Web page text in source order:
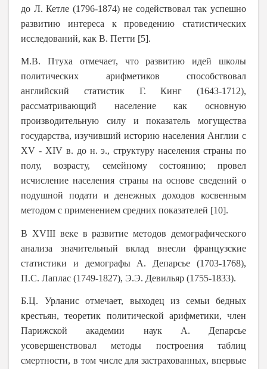
до Л. Кетле (1796-1874) не содействовал так успешно
развитию интереса к проведению статистических
исследований, как В. Петти [5].
М.В. Птуха отмечает, что развитию идей школы
политических арифметиков способствовал
английский статистик Г. Кинг (1643-1712),
рассматривающий население как основную
производительную силу и показатель могущества
государства, изучивший историю населения Англии с
XV - XIV в. до н. э., структуру населения страны по
полу, возрасту, семейному состоянию; провел
исчисление населения страны на основе сведений о
подушной подати и денежных доходов косвенным
методом с применением средних показателей [10].
В XVIII веке в развитие методов демографического
анализа значительный вклад внесли французские
статистики и демографы А. Депарсье (1703-1768),
П.С. Лаплас (1749-1827), Э.Э. Девильяр (1755-1833).
Б.Ц. Урланис отмечает, выходец из семьи бедных
крестьян, теоретик политической арифметики, член
Парижской академии наук А. Депарсье
усовершенствовал методы построения таблиц
смертности, в том числе для застрахованных, впервые